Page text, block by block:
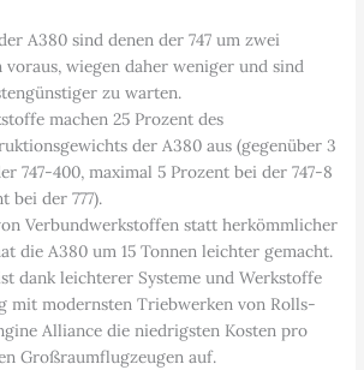
A380 sind denen der 747 um zwei
voraus, wiegen daher weniger und sind
zu warten.
machen 25 Prozent des
der A380 aus (gegenüber 3
747-400, maximal 5 Prozent bei der 747-8
bei der 777).
Verbundwerkstoffen statt herkömmlicher
die A380 um 15 Tonnen leichter gemacht.
dank leichterer Systeme und Werkstoffe
mit modernsten Triebwerken von Rolls-
Alliance die niedrigsten Kosten pro
Großraumflugzeugen auf.